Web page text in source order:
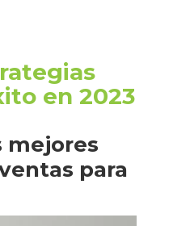
en 2023
mejores
para